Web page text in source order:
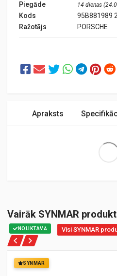
Piegāde 14 dienas
Kods
95B881989
Ražotājs
PORSCHE
Apraksts
Vairāk SYNMAR
NOLIKTAVĀ Visi SYNMAR
SYNMAR